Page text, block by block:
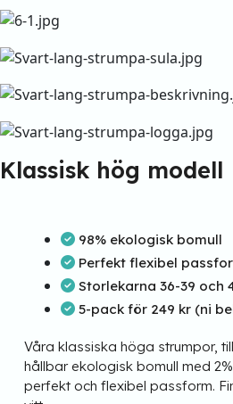
Klassisk hög modell
98% ekologisk bomull
Perfekt flexibel
Storlekarna 36-39 och
5-pack för 249 kr (ni
Våra klassiska höga strumpor,
hållbar ekologisk bomull med
perfekt och flexibel passform.